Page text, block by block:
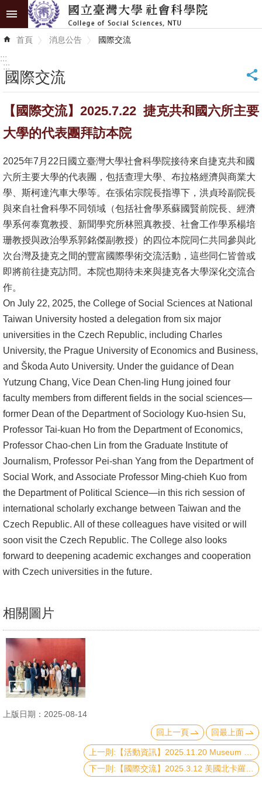
跳到主要內容區塊
進
階
識
學
研
究
消
息
公
告
國
際
化
高
教
深
耕
法
心
&
輔
捐
款
首頁 消息公告 國際交流
:::
:::
國際交流 _
【國際交流】2025.7.22 捷克共和國六所主要
大學的代表團拜訪本院
2025年7月22日國立臺灣大學社會科學院接待來自捷克共和國
六所主要大學的代表團，包括查理大學、布拉格經濟與商業大
學、斯柯達汽車大學等。在張佑宗院長指導下，洪貞玲副院長
與來自社會科學不同領域（包括社會學系蘇國賢前院長、經濟
學系何泰寬教授、新聞學究所林照真教授、社會工作學系楊培
珊教授與政治學系郭銘傑副教授）的四位本院同仁共同參與此
次台灣及捷克之間的豐富國際學術交流活動，這些同仁皆曾或
即將前往捷克訪問。本院也期待未來與捷克各大學深化交流合
作。
On July 22, 2025, the College of Social Sciences at National
Taiwan University hosted a delegation from six major
universities in the Czech Republic, including Charles
University, the Prague University of Economics and Business,
and Škoda Auto University. Under the guidance of Dean
Yutzung Chang, Vice Dean Chen-ling Hung joined four
faculty members from different fields in the social sciences—
former Dean of the Department of Sociology Kuo-hsien Su,
Professor Tai-kuan Ho from the Department of Economics,
Professor Chao-chen Lin from the Graduate Institute of
Journalism, Professor Pei-shan Yang from the Department of
Social Work, and Associate Professor Ming-chieh Kuo from
the Department of Political Science—in this rich session of
international scholarly exchange between Taiwan and the
Czech Republic. All of these colleagues have visited or will
soon visit the Czech Republic. The College also looks
forward to deepening academic exchanges and cooperation
with Czech universities in the future.
相關圖片
上版日期：2025-08-14
回上一頁
回最上面